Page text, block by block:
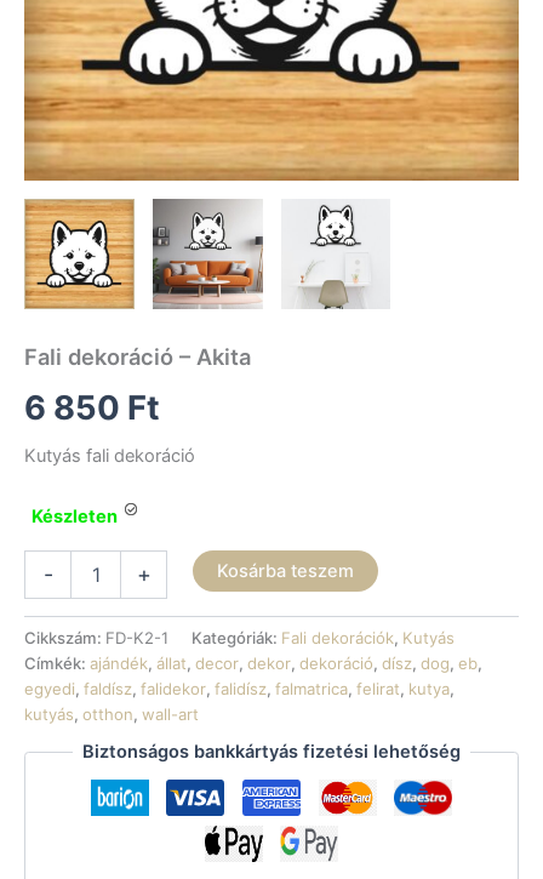
Fali dekoráció – Akita
6 850 Ft
Kutyás fali dekoráció
Készleten
-
dekoráció
Akita
mennyiség
+ Kosárba teszem
Cikkszám: FD-K2-1 Kategóriák: Fali dekorációk, Kutyás
Címkék: ajándék, állat, decor, dekor, dekoráció, dísz, dog, eb,
egyedi, faldísz, falidekor, falidísz, falmatrica, felirat, kutya,
kutyás, otthon, wall-art
Biztonságos bankkártyás fizetési lehetőség